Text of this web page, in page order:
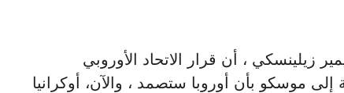
زيلينسكي ، أن قرار الاتحاد الأوروبي
إلى موسكو بأن أوروبا ستصمد ، والآن، أوكرانيا